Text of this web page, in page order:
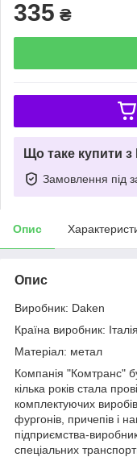
335 ₴
Що таке купити
Замовлення під
Опис
Опис
Виробник: Daken
Країна виробник: Італія
Матеріал: метал
Компанія "Комтранс"
кілька років стала
комплектуючих
фургонів, причепів і
підприємства-
спеціальних